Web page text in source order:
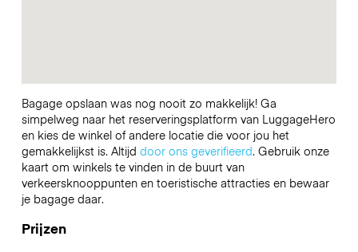
Bagage opslaan was nog nooit zo makkelijk! Ga
simpelweg naar het reserveringsplatform van LuggageHero
en kies de winkel of andere locatie die voor jou het
gemakkelijkst is. Altijd door ons geverifieerd. Gebruik onze
kaart om winkels te vinden in de buurt van
verkeersknooppunten en toeristische attracties en bewaar
je bagage daar.
Prijzen